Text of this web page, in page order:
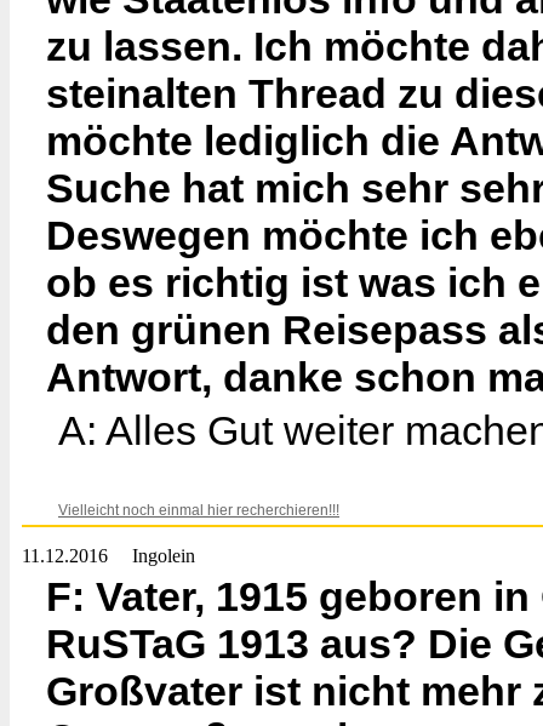
zu lassen. Ich möchte
steinalten Thread zu
möchte lediglich die
Suche hat mich sehr
Deswegen möchte ich
ob es richtig ist was ich
den grünen Reisepass
Antwort, danke schon
A: Alles Gut weiter
Vielleicht noch einmal hier recherchieren!!!
11.12.2016 Ingolein
F: Vater, 1915 geboren
RuSTaG 1913 aus? Die
Großvater ist nicht mehr